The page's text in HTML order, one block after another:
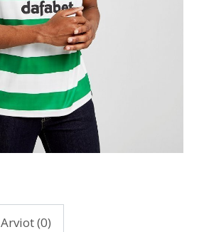
Arviot (0)